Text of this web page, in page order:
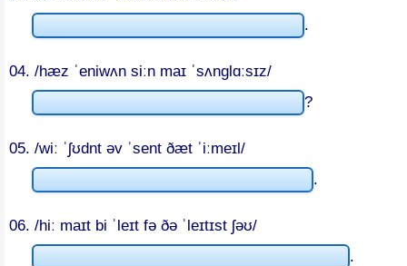
.
04. /hæz ˈeniwʌn siːn maɪ ˈsʌnɡlɑːsɪz/
?
05. /wiː ˈʃʊdnt əv ˈsent ðæt ˈiːmeɪl/
.
06. /hiː maɪt bi ˈleɪt fə ðə ˈleɪtɪst ʃəʊ/
.